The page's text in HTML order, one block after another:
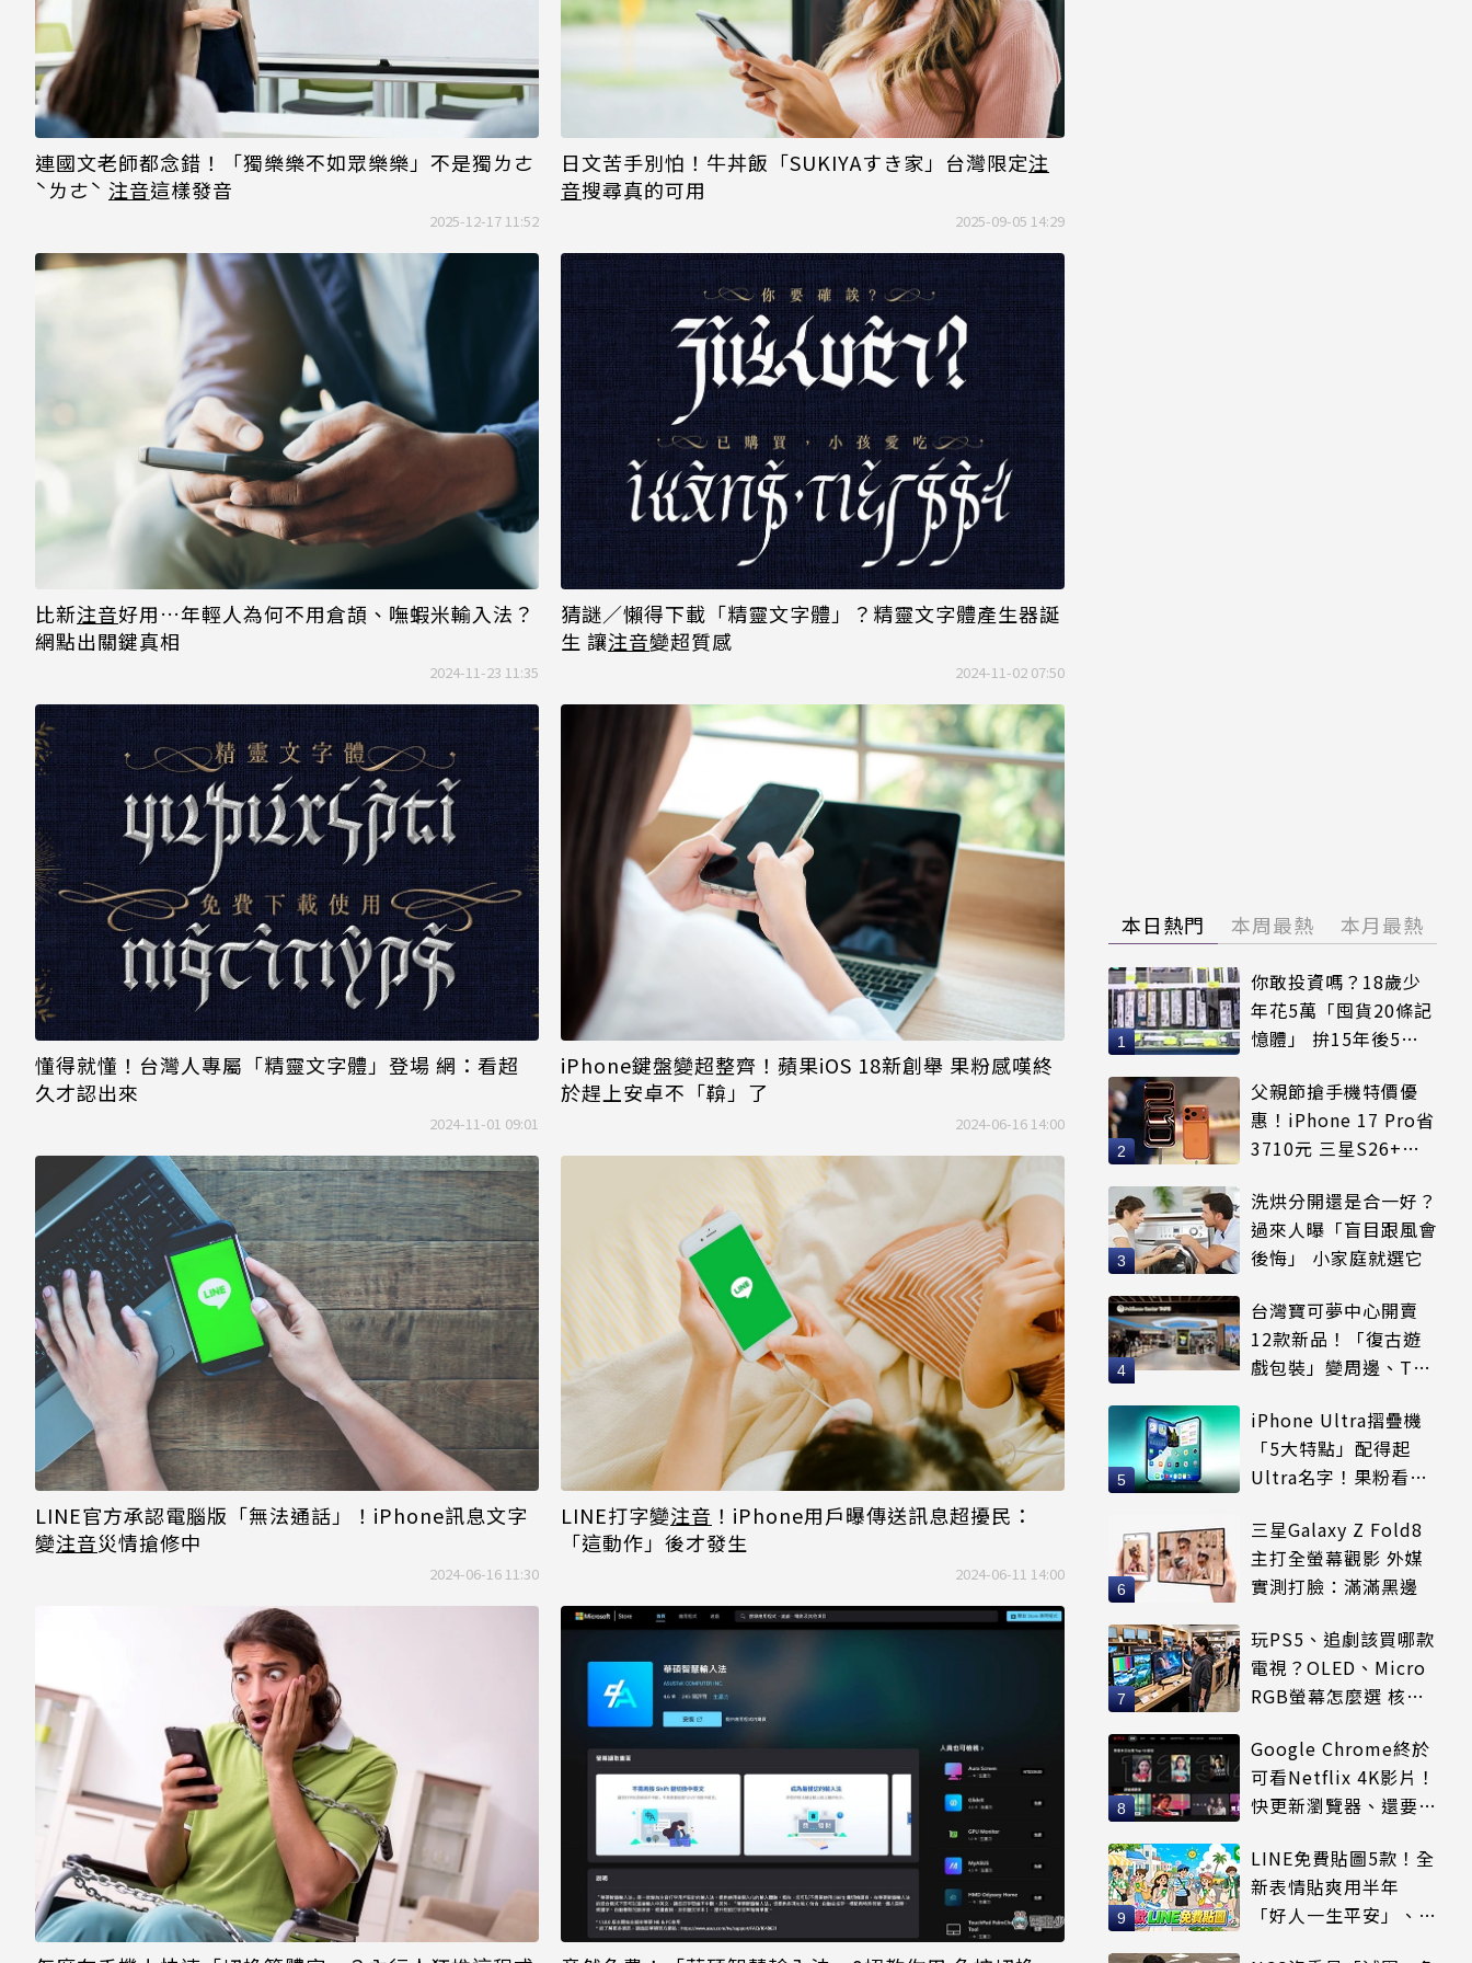
連國文老師都念錯！「獨樂樂不如眾樂樂」不是獨ㄌㄜ
ˋㄌㄜˋ 注音這樣發音
2025-12-17 11:52
日文苦手別怕！牛丼飯「SUKIYAすき家」台灣限定注
音搜尋真的可用
2025-09-05 14:29
比新注音好用…年輕人為何不用倉頡、嘸蝦米輸入法？
網點出關鍵真相
2024-11-23 11:35
猜謎／懶得下載「精靈文字體」？精靈文字體產生器誕
生 讓注音變超質感
2024-11-02 07:50
懂得就懂！台灣人專屬「精靈文字體」登場 網：看超
久才認出來
2024-11-01 09:01
iPhone鍵盤變超整齊！蘋果iOS 18新創舉 果粉感嘆終
於趕上安卓不「鞥」了
2024-06-16 14:00
LINE官方承認電腦版「無法通話」！iPhone訊息文字
變注音災情搶修中
2024-06-16 11:30
LINE打字變注音 ！iPhone用戶曝傳送訊息超擾民：
「這動作」後才發生
2024-06-11 14:00
本日熱門 本周最熱 本月最熱
你敢投資嗎？18歲少
年花5萬「囤貨20條記
憶體」 拚15年後5倍
父親節搶手機特價優
惠！iPhone 17 Pro省
3710元 三星S26+狂
洗烘分開還是合一好？
過來人曝「盲目跟風會
後悔」 小家庭就選它
台灣寶可夢中心開賣
12款新品！「復古遊
戲包裝」變周邊、T恤
iPhone Ultra摺疊機
「5大特點」配得起
Ultra名字！果粉看完
三星Galaxy Z Fold8
主打全螢幕觀影 外媒
實測打臉：滿滿黑邊
玩PS5、追劇該買哪款
電視？OLED、Micro
RGB螢幕怎麼選 核心
Google Chrome終於
可看Netflix 4K影片！
快更新瀏覽器、還要符
LINE免費貼圖5款！全
新表情貼爽用半年
「好人一生平安」、